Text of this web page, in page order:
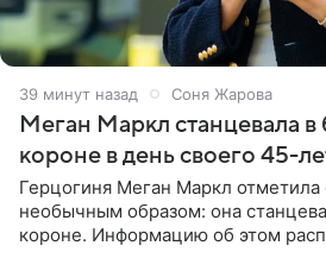
39 минут назад Соня Жарова
Меган Маркл станцевала
короне в день своего 45-
Герцогиня Меган Маркл
необычным образом: она
короне. Информацию об этом